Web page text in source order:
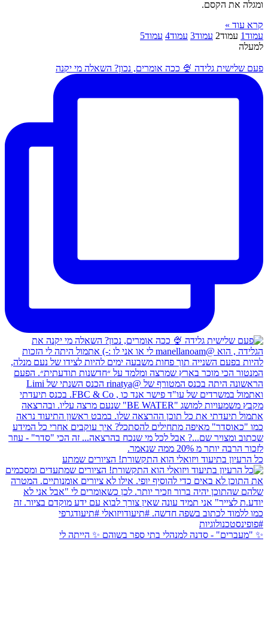
ומגלה את הקסם.
קרא עוד »
עמוד1 עמוד2 עמוד3 עמוד4 עמוד5
למעלה
פעם שלישית גלידה 🍨 ככה אומרים, נכון? השאלה מי יקנה
כל הרעיון בתיעוד ויזואלי הוא התקשורת! הציורים שמתע
✨ "מעברים" - סדנה למנהלי בתי ספר בשוהם ✨ הייתה לי